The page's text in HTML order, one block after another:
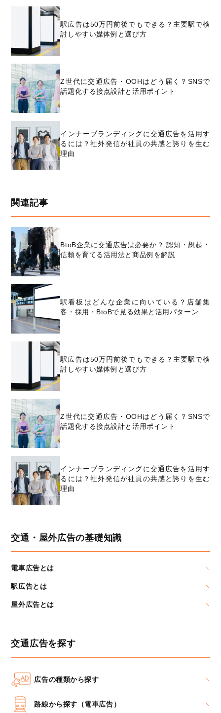
駅広告は50万円前後でもできる？主要駅で検
討しやすい媒体例と選び方
Z世代に交通広告・OOHはどう届く？SNSで
話題化する接点設計と活用ポイント
インナーブランディングに交通広告を活用す
るには？社外発信が社員の共感と誇りを生む
理由
関連記事
BtoB企業に交通広告は必要か？ 認知・想起・
信頼を育てる活用法と商品例を解説
駅看板はどんな企業に向いている？店舗集
客・採用・BtoBで見る効果と活用パターン
駅広告は50万円前後でもできる？主要駅で検
討しやすい媒体例と選び方
Z世代に交通広告・OOHはどう届く？SNSで
話題化する接点設計と活用ポイント
インナーブランディングに交通広告を活用す
るには？社外発信が社員の共感と誇りを生む
理由
交通・屋外広告の基礎知識
電車広告とは
駅広告とは
屋外広告とは
交通広告を探す
広告の種類から探す
路線から探す（電車広告）